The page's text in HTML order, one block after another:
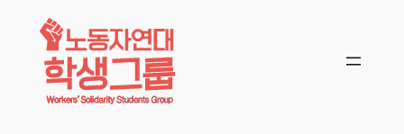
콘텐츠로
바로가기